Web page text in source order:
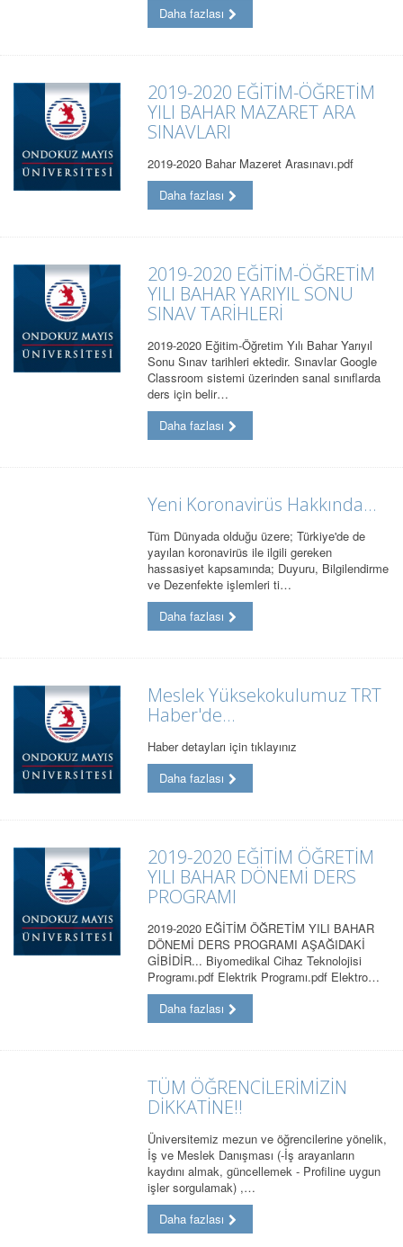
Daha fazlası
2019-2020 EĞİTİM-ÖĞRETİM
YILI BAHAR MAZARET ARA
SINAVLARI
2019-2020 Bahar Mazeret Arasınavı.pdf
Daha fazlası
2019-2020 EĞİTİM-ÖĞRETİM
YILI BAHAR YARIYIL SONU
SINAV TARİHLERİ
2019-2020 Eğitim-Öğretim Yılı Bahar Yarıyıl
Sonu Sınav tarihleri ektedir. Sınavlar Google
Classroom sistemi üzerinden sanal sınıflarda
ders için belir…
Daha fazlası
Yeni Koronavirüs Hakkında...
Tüm Dünyada olduğu üzere; Türkiye'de de
yayılan koronavirüs ile ilgili gereken
hassasiyet kapsamında; Duyuru, Bilgilendirme
ve Dezenfekte işlemleri ti…
Daha fazlası
Meslek Yüksekokulumuz TRT
Haber'de...
Haber detayları için tıklayınız
Daha fazlası
2019-2020 EĞİTİM ÖĞRETİM
YILI BAHAR DÖNEMİ DERS
PROGRAMI
2019-2020 EĞİTİM ÖĞRETİM YILI BAHAR
DÖNEMİ DERS PROGRAMI AŞAĞIDAKİ
GİBİDİR... Biyomedikal Cihaz Teknolojisi
Programı.pdf Elektrik Programı.pdf Elektro…
Daha fazlası
TÜM ÖĞRENCİLERİMİZİN
DİKKATİNE!!
Üniversitemiz mezun ve öğrencilerine yönelik,
İş ve Meslek Danışması (-İş arayanların
kaydını almak, güncellemek - Profiline uygun
işler sorgulamak) ,…
Daha fazlası